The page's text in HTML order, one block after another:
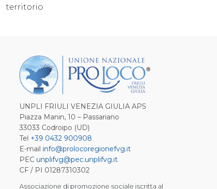
territorio
UNPLI FRIULI VENEZIA GIULIA APS
Piazza Manin, 10 – Passariano
33033 Codroipo (UD)
Tel +39 0432 900908
E-mail info@prolocoregionefvg.it
PEC unplifvg@pec.unplifvg.it
CF / PI 01287310302
Associazione di promozione sociale iscritta al